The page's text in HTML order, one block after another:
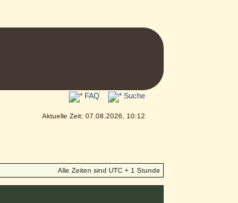
FAQ Suche
Aktuelle Zeit: 07.08.2026, 10:12
Alle Zeiten sind UTC + 1 Stunde